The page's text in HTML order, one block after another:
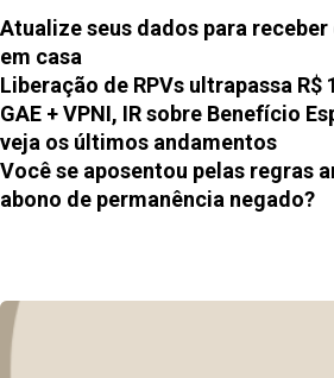
Atualize seus dados para
em casa
Liberação de RPVs ultrapassa R$
GAE + VPNI, IR sobre Benefício
veja os últimos andamentos
Você se aposentou pelas regras
abono de permanência negado?